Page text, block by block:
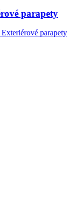
parapety
parapety